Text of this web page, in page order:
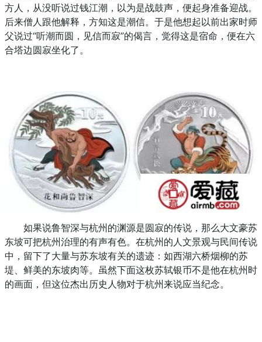
方人，从没听说过钱江潮，以为是战鼓声，便起身准备迎战。
后来僧人跟他解释，方知这是潮信。于是他想起以前出家时师
父说过“听潮而圆，见信而寂”的偈言，觉得这是宿命，便在六
合塔边圆寂坐化了。
如果说鲁智深与杭州的渊源是圆寂的传说，那么大文豪苏
东坡可把杭州治理的有声有色。在杭州的人文景观与民间传说
中，留下了大量与苏东坡有关的遗迹：如西湖六桥烟柳的苏
堤、鲜美的东坡肉等。虽然下面这枚苏轼银币不是他在杭州时
的画面，但这位杰出历史人物对于杭州来说应当纪念。